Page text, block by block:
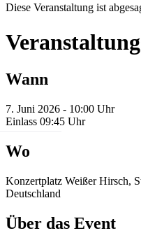
Diese Veranstaltung ist
Wann
7. Juni 2026 - 10:00 Uhr
Einlass 09:45 Uhr
Wo
Konzertplatz Weißer Hirsch,
Deutschland
Über das Event